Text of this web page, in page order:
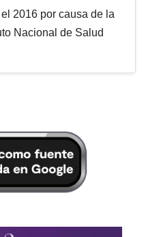
2016 por causa de la
Nacional de Salud